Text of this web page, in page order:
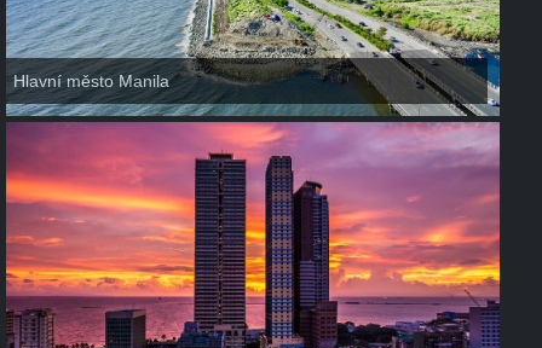
Hlavní město Manila